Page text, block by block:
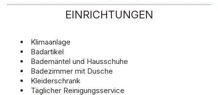
EINRICHTUNGEN
Klimaanlage
Badartikel
Bademäntel und Hausschuhe
Badezimmer mit Dusche
Kleiderschrank
Täglicher Reinigungsservice